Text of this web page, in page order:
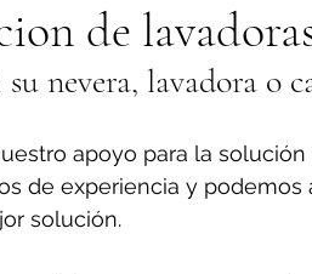
de
su nevera, lavadora o
apoyo para la
de experiencia y
solución.